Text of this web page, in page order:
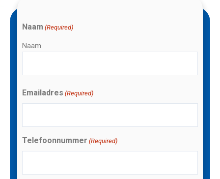
Naam (Required)
Naam
Emailadres (Required)
Telefoonnummer (Required)